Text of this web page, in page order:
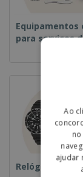
Equipamentos
para serviços
Relógios de
Ao
ajudar